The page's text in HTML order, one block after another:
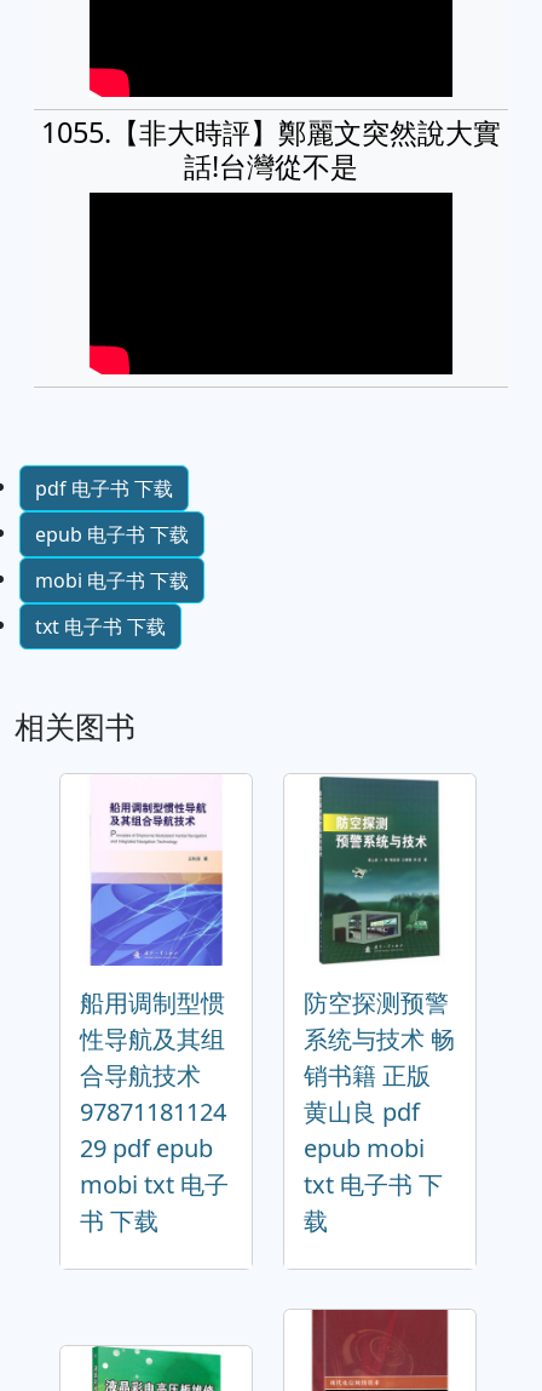
1055.【非大時評】鄭麗文突然說大實
話!台灣從不是
pdf 电子书 下载
epub 电子书 下载
mobi 电子书 下载
txt 电子书 下载
相关图书
船用调制型惯
性导航及其组
合导航技术
97871181124
29 pdf epub
mobi txt 电子
书 下载
防空探测预警
系统与技术 畅
销书籍 正版
黄山良 pdf
epub mobi
txt 电子书 下
载